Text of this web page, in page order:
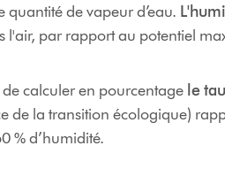
quantité de vapeur d’eau.
l'air, par rapport au potentiel
calculer en pourcentagele
de la transition écologique)
% d’humidité.